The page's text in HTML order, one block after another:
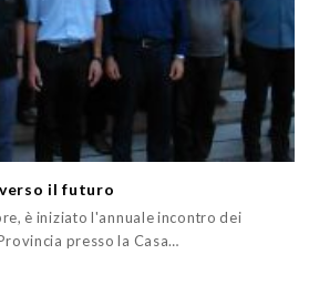
il futuro
è iniziato l'annuale incontro dei
presso la Casa…